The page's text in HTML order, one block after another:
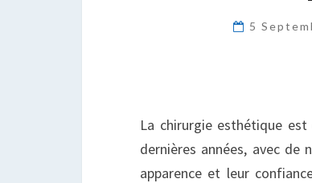
5
La chirurgie esthétique
dernières années, avec de
apparence et leur